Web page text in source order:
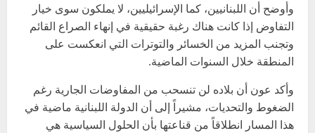
وأوضح أن اللبنانيين، كما الإسرائيليين، لا يملكون سوى خيار
التفاوض إذا كانت هناك رغبة حقيقية في إنهاء الصراع القائم
وتجنب المزيد من الخسائر والتوترات التي انعكست على
المنطقة خلال السنوات الماضية.
وأكد عون أن بلاده لن تنسحب من المفاوضات الجارية رغم
الضغوط والتحديات، مشيراً إلى أن الدولة اللبنانية ماضية في
هذا المسار انطلاقاً من قناعتها بأن الحلول السياسية هي